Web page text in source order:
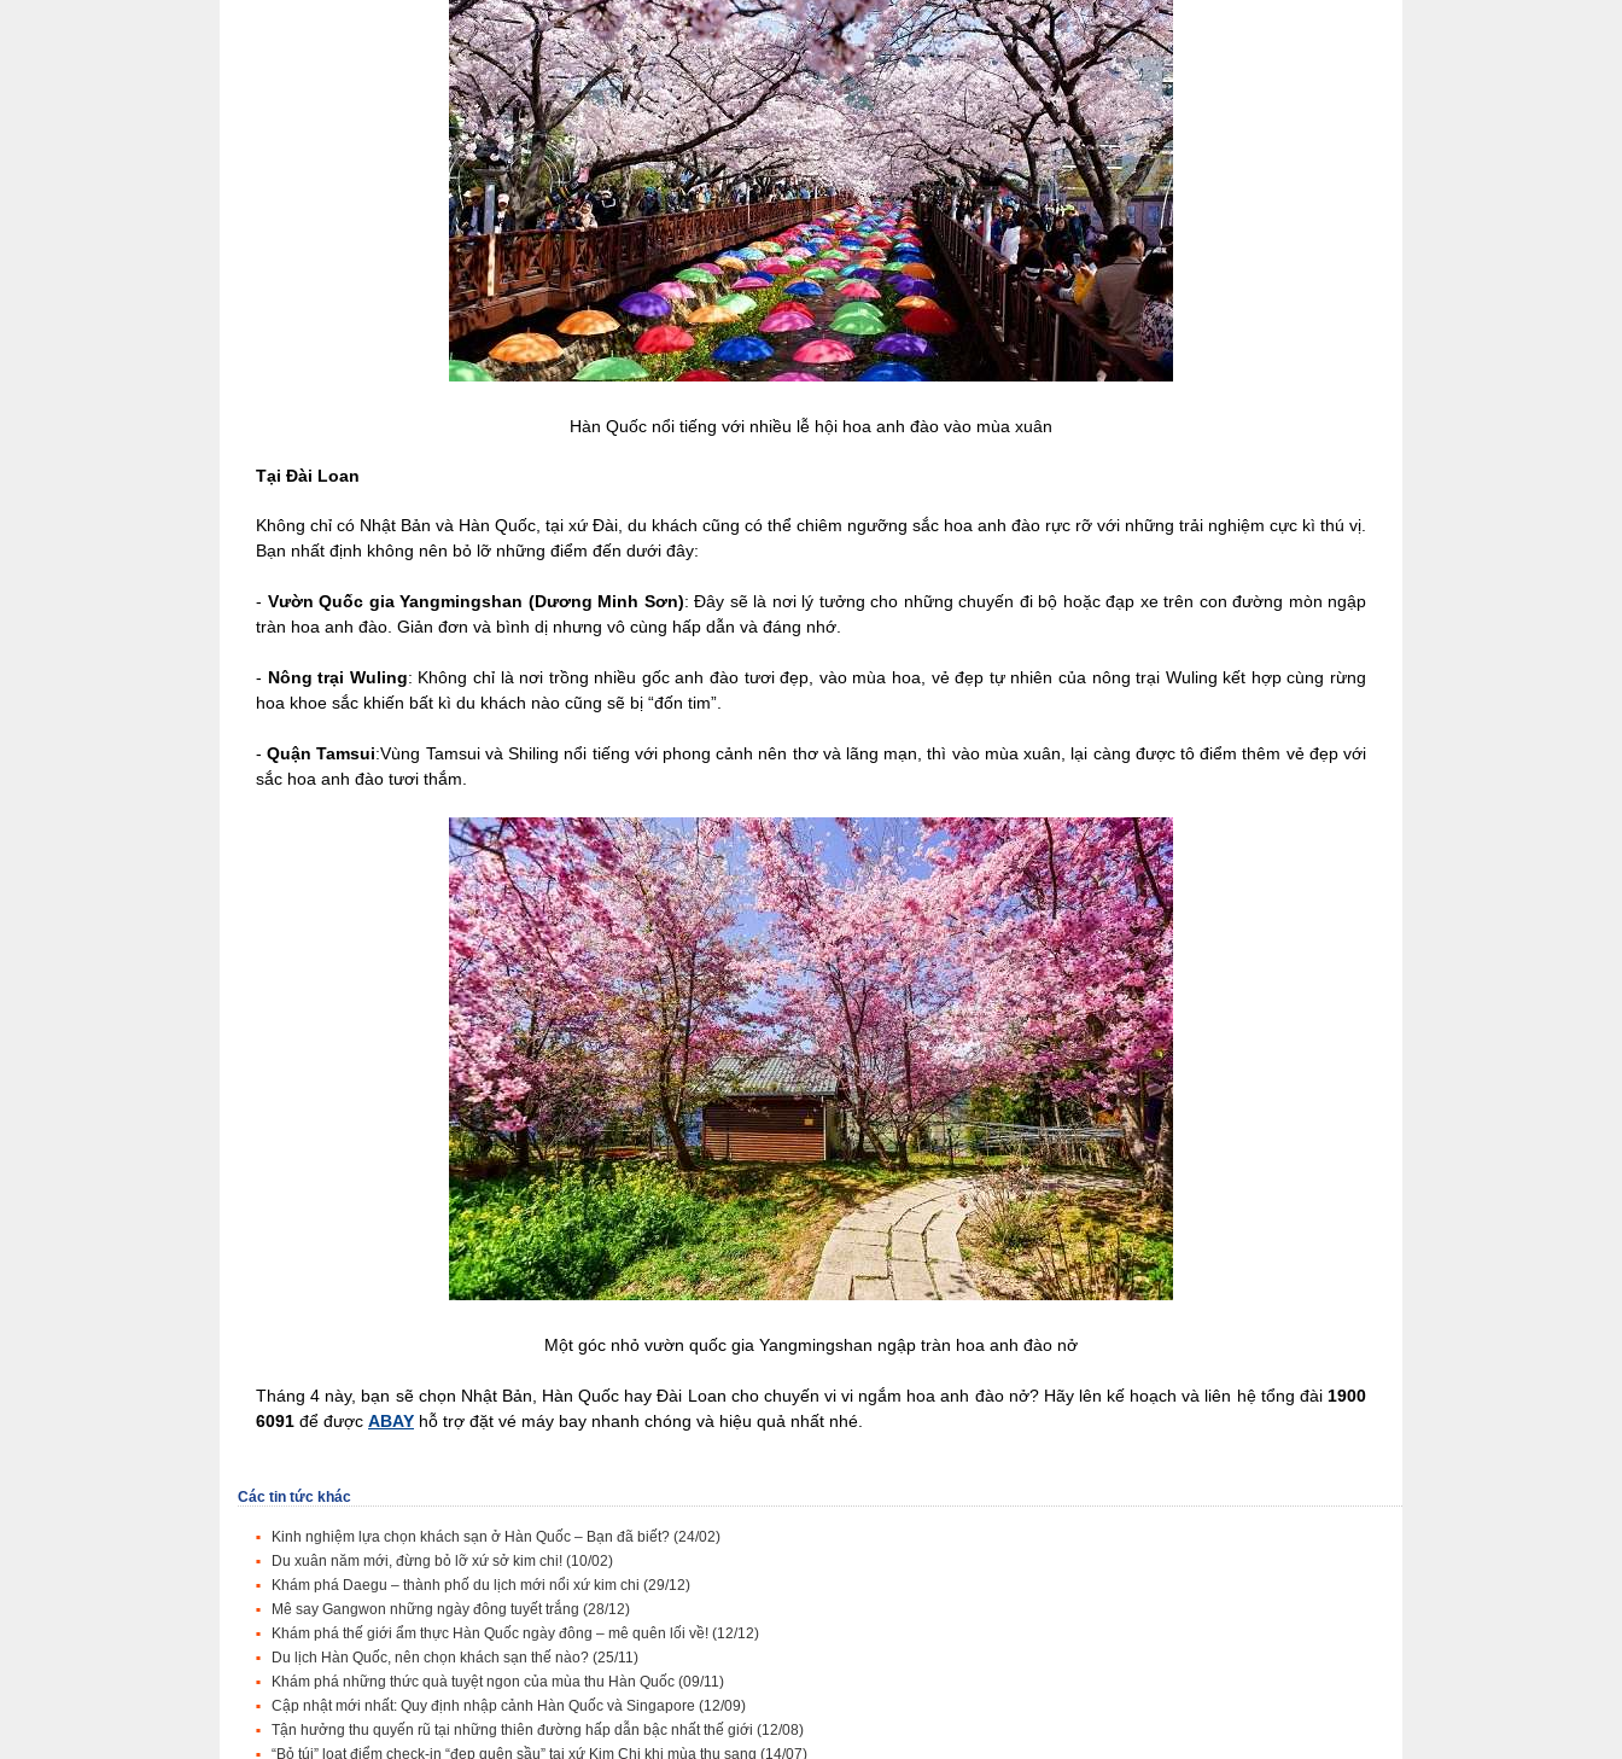
Hàn Quốc nổi tiếng với nhiều lễ hội hoa anh đào vào mùa xuân
Tại Đài Loan
Không chỉ có Nhật Bản và Hàn Quốc, tại xứ Đài, du khách cũng có thể chiêm ngưỡng sắc hoa anh đào rực rỡ với những trải nghiệm cực kì thú vị.
Bạn nhất định không nên bỏ lỡ những điểm đến dưới đây:
- Vườn Quốc gia Yangmingshan (Dương Minh Sơn): Đây sẽ là nơi lý tưởng cho những chuyến đi bộ hoặc đạp xe trên con đường mòn ngập
tràn hoa anh đào. Giản đơn và bình dị nhưng vô cùng hấp dẫn và đáng nhớ.
- Nông trại Wuling: Không chỉ là nơi trồng nhiều gốc anh đào tươi đẹp, vào mùa hoa, vẻ đẹp tự nhiên của nông trại Wuling kết hợp cùng rừng
hoa khoe sắc khiến bất kì du khách nào cũng sẽ bị “đốn tim”.
- Quận Tamsui:Vùng Tamsui và Shiling nổi tiếng với phong cảnh nên thơ và lãng mạn, thì vào mùa xuân, lại càng được tô điểm thêm vẻ đẹp với
sắc hoa anh đào tươi thắm.
Một góc nhỏ vườn quốc gia Yangmingshan ngập tràn hoa anh đào nở
Tháng 4 này, bạn sẽ chọn Nhật Bản, Hàn Quốc hay Đài Loan cho chuyến vi vi ngắm hoa anh đào nở? Hãy lên kế hoạch và liên hệ tổng đài 1900
6091 để được ABAY hỗ trợ đặt vé máy bay nhanh chóng và hiệu quả nhất nhé.
Các tin tức khác
Kinh nghiệm lựa chọn khách sạn ở Hàn Quốc – Bạn đã biết? (24/02)
Du xuân năm mới, đừng bỏ lỡ xứ sở kim chi! (10/02)
Khám phá Daegu – thành phố du lịch mới nổi xứ kim chi (29/12)
Mê say Gangwon những ngày đông tuyết trắng (28/12)
Khám phá thế giới ẩm thực Hàn Quốc ngày đông – mê quên lối về! (12/12)
Du lịch Hàn Quốc, nên chọn khách sạn thế nào? (25/11)
Khám phá những thức quà tuyệt ngon của mùa thu Hàn Quốc (09/11)
Cập nhật mới nhất: Quy định nhập cảnh Hàn Quốc và Singapore (12/09)
Tận hưởng thu quyến rũ tại những thiên đường hấp dẫn bậc nhất thế giới (12/08)
“Bỏ túi” loạt điểm check-in “đẹp quên sầu” tại xứ Kim Chi khi mùa thu sang (14/07)